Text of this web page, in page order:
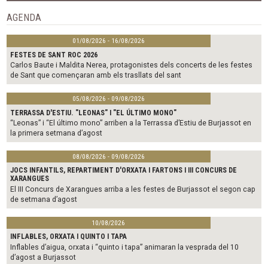
o
k
AGENDA
01/08/2026 - 16/08/2026
FESTES DE SANT ROC 2026
Carlos Baute i Maldita Nerea, protagonistes dels concerts de les festes
de Sant que començaran amb els trasllats del sant
05/08/2026 - 09/08/2026
TERRASSA D'ESTIU. "LEONAS" I "EL ÚLTIMO MONO"
“Leonas” i “El último mono” arriben a la Terrassa d’Estiu de Burjassot en
la primera setmana d’agost
08/08/2026 - 09/08/2026
JOCS INFANTILS, REPARTIMENT D'ORXATA I FARTONS I III CONCURS DE
XARANGUES
El III Concurs de Xarangues arriba a les festes de Burjassot el segon cap
de setmana d’agost
10/08/2026
INFLABLES, ORXATA I QUINTO I TAPA
Inflables d’aigua, orxata i “quinto i tapa” animaran la vesprada del 10
d’agost a Burjassot